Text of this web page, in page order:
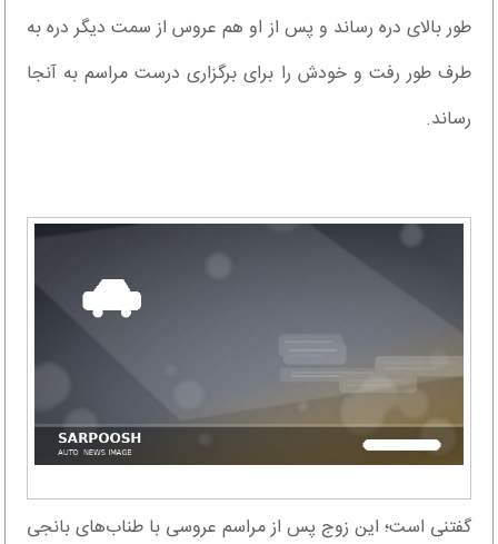
طور بالای دره رساند و پس از او هم عروس از سمت دیگر دره به
طرف طور رفت و خودش را برای برگزاری درست مراسم به آنجا
رساند.
گفتنی است؛ این زوج پس از مراسم عروسی با طناب‌های بانجی